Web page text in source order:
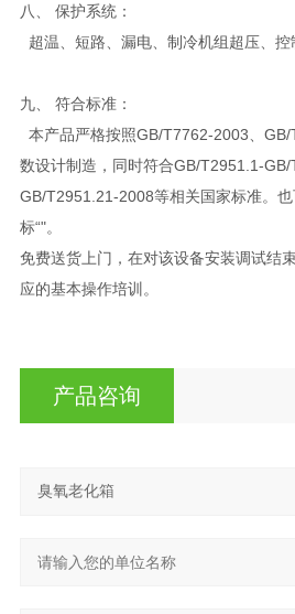
八、 保护系统：
超温、短路、漏电、制冷机组超压、控
九、 符合标准：
本产品严格按照GB/T7762-2003、GB/
数设计制造，同时符合GB/T2951.1-GB/
GB/T2951.21-2008等相关国家标准。
标“"。
免费送货上门，在对该设备安装调试结
应的基本操作培训。
产品咨询